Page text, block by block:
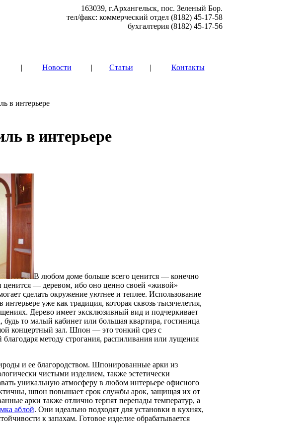
163039, г.Архангельск, пос. Зеленый Бор.
тел/факс: коммерческий отдел (8182) 45-17-58
бухгалтерия (8182) 45-17-56
| Новости | Статьи | Контакты
в интерьере
в интерьере
В любом доме больше всего ценится — конечно
— деревом, ибо оно ценно своей «живой»
сделать окружение уютнее и теплее. Использование
уже как традиция, которая сквозь тысячелетия,
Дерево имеет эксклюзивный вид и подчеркивает
будь то малый кабинет или большая квартира, гостиница
концертный зал. Шпон — это тонкий срез с
методу строгания, распиливания или лущения
и ее благородством. Шпонированные арки из
чистыми изделием, также эстетически
уникальную атмосферу в любом интерьере офисного
шпон повышает срок службы арок, защищая их от
арки также отлично терпят перепады температур, а
аблой. Они идеально подходят для установки в кухнях,
к запахам. Готовое изделие обрабатывается